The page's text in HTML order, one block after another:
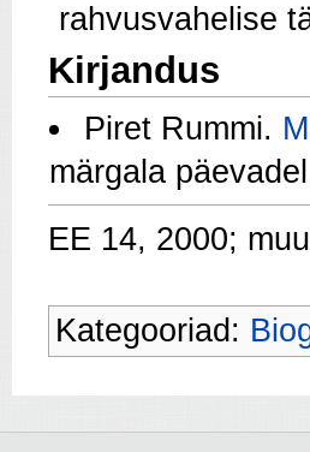
rahvusvahelise
Kirjandus
Piret Rummi.
märgala
EE 14, 2000;
Kategooriad: